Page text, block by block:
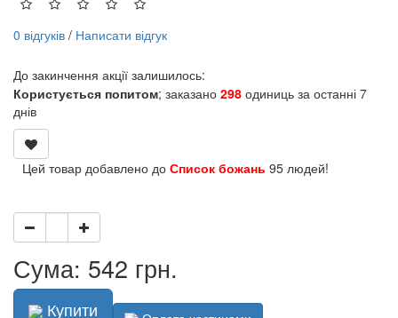
0 відгуків / Написати відгук
До закинчення акції залишилось:
Користується попитом; заказано 298 одиниць за останні 7
днів
Цей товар добавлено до Список божань 95 людей!
Сума: 542 грн.
Купити